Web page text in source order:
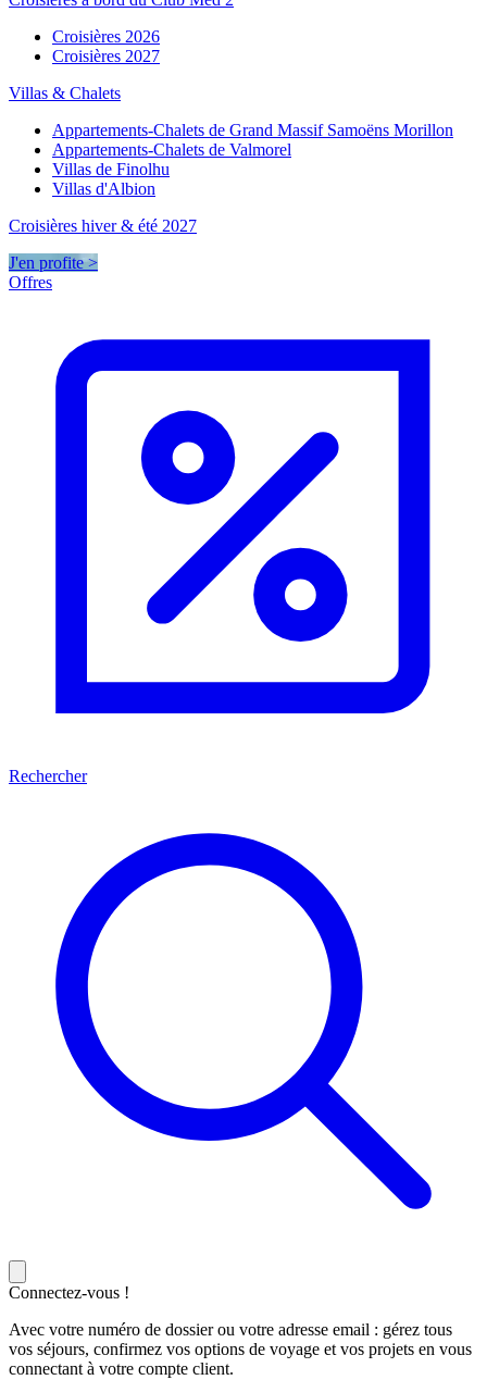
Croisières 2026
Croisières 2027
Villas & Chalets
Appartements-Chalets de Grand Massif Samoëns Morillon
Appartements-Chalets de Valmorel
Villas de Finolhu
Villas d'Albion
Croisières hiver & été 2027
J'en profite >
Offres
Rechercher
Connectez-vous !
Avec votre numéro de dossier ou votre adresse email : gérez tous
vos séjours, confirmez vos options de voyage et vos projets en vous
connectant à votre compte client.